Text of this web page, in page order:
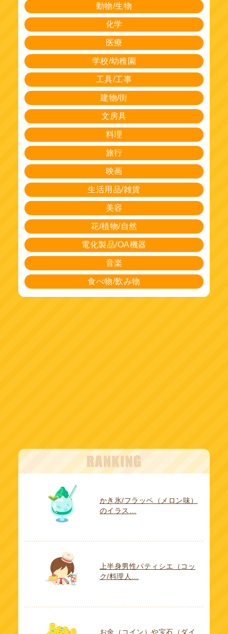
動物/生物
化学
医療
学校/幼稚園
工具/工事
建物/街
文房具
料理
旅行
映画
生活用品/雑貨
美容
花/植物/自然
電化製品/OA機器
音楽
食べ物/飲み物
かき氷/フラッペ（メロン味）
のイラス…
上半身男性パティシエ（コッ
ク/料理人…
お金（コイン）や宝石（ダイ